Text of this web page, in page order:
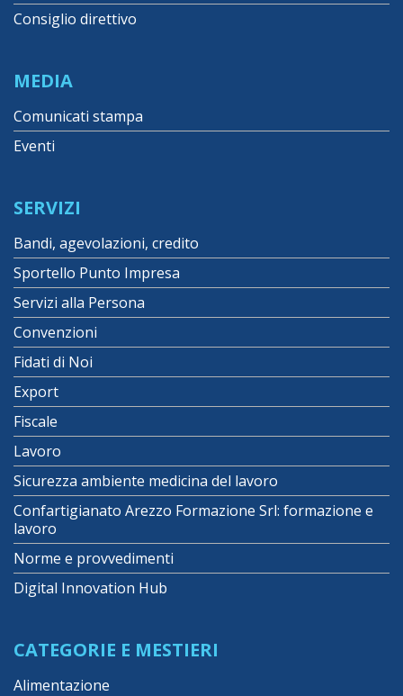
Consiglio direttivo
MEDIA
Comunicati stampa
Eventi
SERVIZI
Bandi, agevolazioni, credito
Sportello Punto Impresa
Servizi alla Persona
Convenzioni
Fidati di Noi
Export
Fiscale
Lavoro
Sicurezza ambiente medicina del lavoro
Confartigianato Arezzo Formazione Srl: formazione e
lavoro
Norme e provvedimenti
Digital Innovation Hub
CATEGORIE E MESTIERI
Alimentazione